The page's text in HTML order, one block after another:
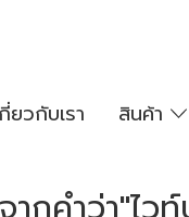
ยวกับเรา สินค้า